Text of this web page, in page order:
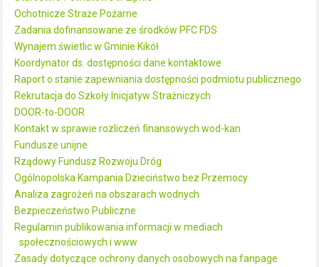
Ochotnicze Straże Pożarne
Zadania dofinansowane ze środków PFC FDS
Wynajem świetlic w Gminie Kikół
Koordynator ds. dostępności dane kontaktowe
Raport o stanie zapewniania dostępności podmiotu publicznego
Rekrutacja do Szkoły Inicjatyw Strażniczych
DOOR-to-DOOR
Kontakt w sprawie rozliczeń finansowych wod-kan
Fundusze unijne
Rządowy Fundusz Rozwoju Dróg
Ogólnopolska Kampania Dzieciństwo bez Przemocy
Analiza zagrożeń na obszarach wodnych
Bezpieczeństwo Publiczne
Regulamin publikowania informacji w mediach
społecznościowych i www
Zasady dotyczące ochrony danych osobowych na fanpage